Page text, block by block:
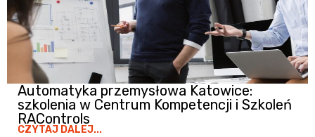
Automatyka przemysłowa Katowice:
szkolenia w Centrum Kompetencji i Szkoleń
RAControls
CZYTAJ DALEJ...